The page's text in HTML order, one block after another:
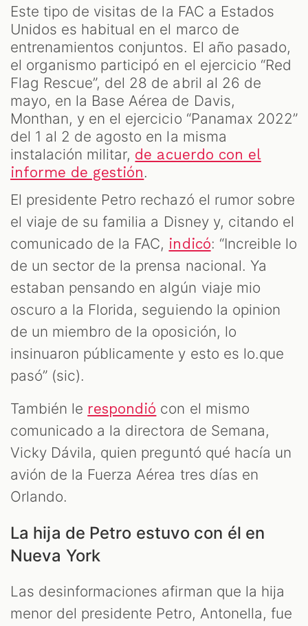
Este tipo de visitas de la FAC a Estados
Unidos es habitual en el marco de
entrenamientos conjuntos. El año pasado,
el organismo participó en el ejercicio “Red
Flag Rescue”, del 28 de abril al 26 de
mayo, en la Base Aérea de Davis,
Monthan, y en el ejercicio “Panamax 2022”
del 1 al 2 de agosto en la misma
instalación militar, de acuerdo con el
informe de gestión.
El presidente Petro rechazó el rumor sobre
el viaje de su familia a Disney y, citando el
comunicado de la FAC, indicó: “Increible lo
de un sector de la prensa nacional. Ya
estaban pensando en algún viaje mio
oscuro a la Florida, seguiendo la opinion
de un miembro de la oposición, lo
insinuaron públicamente y esto es lo.que
pasó” (sic).
También le respondió con el mismo
comunicado a la directora de Semana,
Vicky Dávila, quien preguntó qué hacía un
avión de la Fuerza Aérea tres días en
Orlando.
La hija de Petro estuvo con él en
Nueva York
Las desinformaciones afirman que la hija
menor del presidente Petro, Antonella, fue